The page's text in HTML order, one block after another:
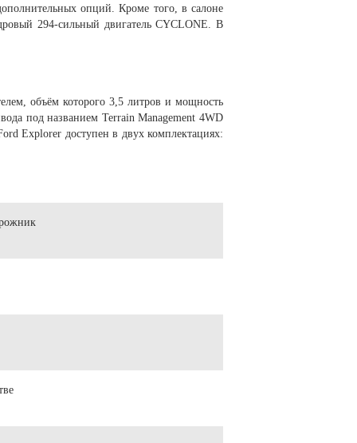
опций. Кроме того, в салоне
294-сильный двигатель CYCLONE. В
объём которого 3,5 литров и мощность
под названием Terrain Management 4WD
Explorer доступен в двух комплектациях: